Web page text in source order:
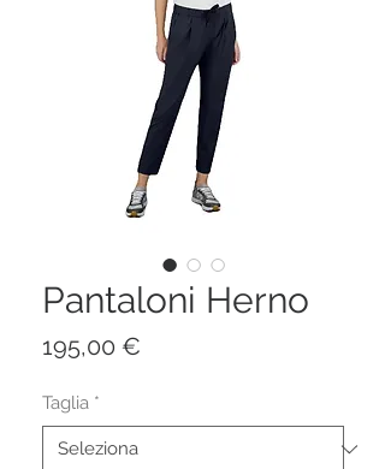
Pantaloni Herno
195,00 €
Taglia *